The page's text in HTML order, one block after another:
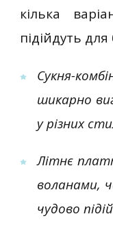
кілька
підійдуть
Сукня-
шикарно
у різних
Літнє
воланами,
чудово